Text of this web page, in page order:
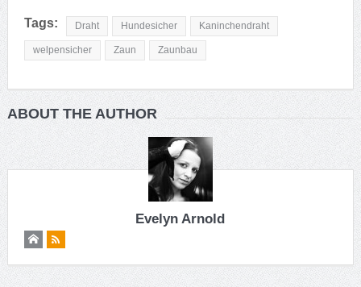
Tags: Draht Hundesicher Kaninchendraht
welpensicher Zaun Zaunbau
ABOUT THE AUTHOR
Evelyn Arnold